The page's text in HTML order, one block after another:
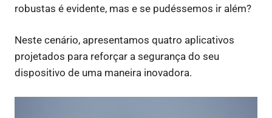
robustas é evidente, mas e se pudéssemos ir além?
Neste cenário, apresentamos quatro aplicativos
projetados para reforçar a segurança do seu
dispositivo de uma maneira inovadora.